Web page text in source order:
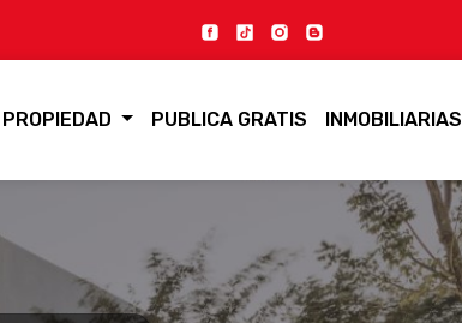
PUBLICA GRATIS INMOBILIARIAS